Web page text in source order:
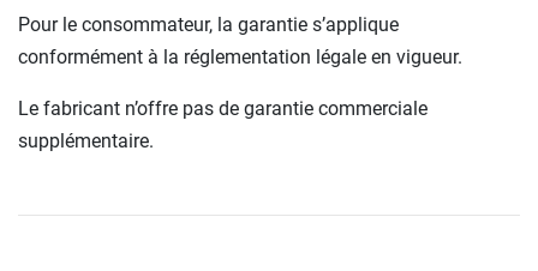
Pour le consommateur, la garantie s’applique
conformément à la réglementation légale en vigueur.
Le fabricant n’offre pas de garantie commerciale
supplémentaire.